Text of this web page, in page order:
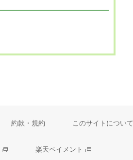
約款・規約
このサイトについて
楽天ペイメント